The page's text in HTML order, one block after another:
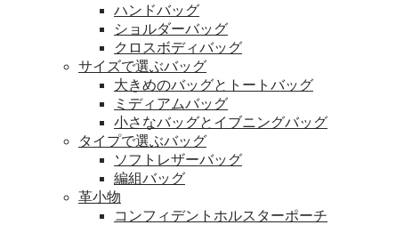
ハンドバッグ
ショルダーバッグ
クロスボディバッグ
サイズで選ぶバッグ
大きめのバッグとトートバッグ
ミディアムバッグ
小さなバッグとイブニングバッグ
タイプで選ぶバッグ
ソフトレザーバッグ
編組バッグ
革小物
コンフィデントホルスターポーチ